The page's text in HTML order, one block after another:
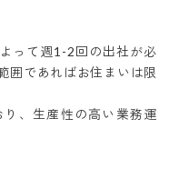
って週1-2回の出社が必
囲であればお住まいは限
、生産性の高い業務運